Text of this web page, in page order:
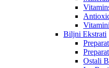
Vitamini
Biljni Ekstrati
Ostali